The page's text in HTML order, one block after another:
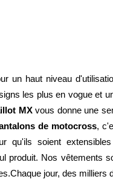
un haut niveau
les plus en vogue et
MX vous donne une
de motocross,
qu'ils soient
produit. Nos vêtements
jour, des milliers